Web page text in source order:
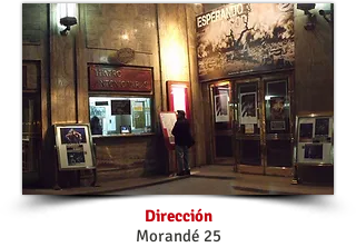
Dirección
Morandé 25